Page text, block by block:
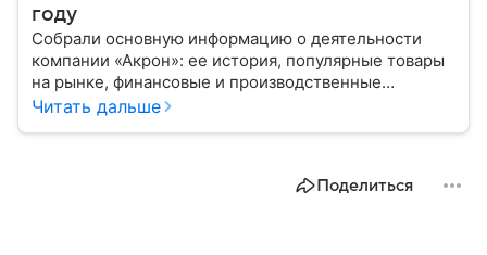
году
Собрали основную информацию о деятельности
компании «Акрон»: ее история, популярные товары
на рынке, финансовые и производственные
показатели. Также составили пошаговый план по
Читать дальше
Поделиться